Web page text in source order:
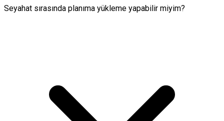
Seyahat sırasında planıma yükleme yapabilir miyim?